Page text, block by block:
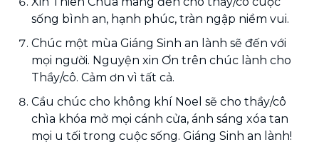
sống bình an, hạnh phúc, tràn ngập niềm vui.
Chúc một mùa Giáng Sinh an lành sẽ đến với
mọi người. Nguyện xin Ơn trên chúc lành cho
Thầy/cô. Cảm ơn vì tất cả.
Cầu chúc cho không khí Noel sẽ cho thầy/cô
chìa khóa mở mọi cánh cửa, ánh sáng xóa tan
mọi u tối trong cuộc sống. Giáng Sinh an lành!